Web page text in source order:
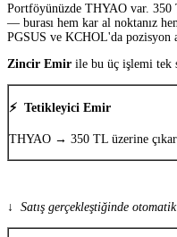
Portföyünüzde THYAO var.
— burası hem kar al noktanız
PGSUS ve KCHOL'da pozisyon
Zincir Emir ile bu üç işlemi tek
⚡ Tetikleyici Emir
THYAO → 350 TL üzerine
↓ Satış gerçekleştiğinde